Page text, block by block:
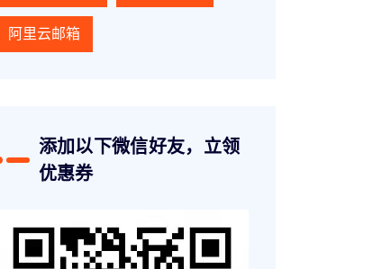
阿里云邮箱
添加以下微信好友，立领
优惠券